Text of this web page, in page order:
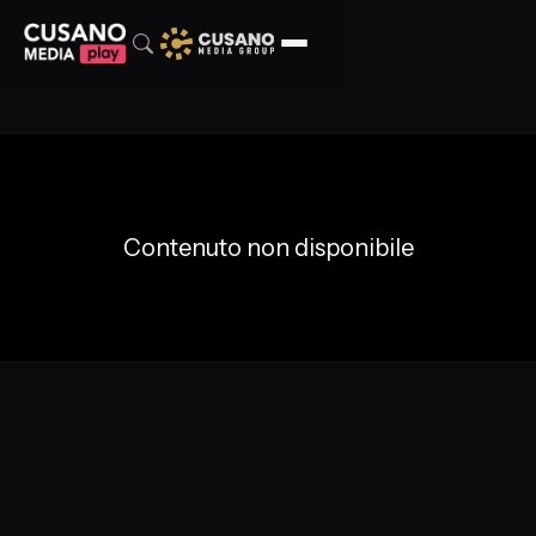
Contenuto non disponibile